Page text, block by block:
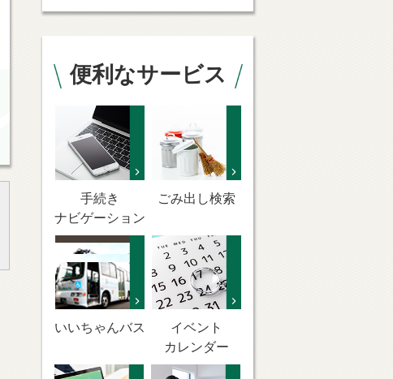
便利なサービス
手続き
ナビゲーション
ごみ出し検索
いいちゃんバス
イベント
カレンダー